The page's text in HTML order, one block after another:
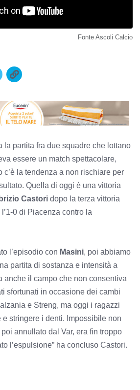
Fonte Ascoli Calcio
la partita fra due squadre che lottano
essere un match spettacolare,
c’è la tendenza a non rischiare per
Quella di oggi è una vittoria
Castori dopo la terza vittoria
0 di Piacenza contro la
l’episodio con Masini, poi abbiamo
partita di sostanza e intensità a
anche il campo che non consentiva
sfortunati in occasione dei cambi
e Streng, ma oggi i ragazzi
e stringere i denti. Impossibile non
annullato dal Var, era fin troppo
l’espulsione” ha concluso Castori.